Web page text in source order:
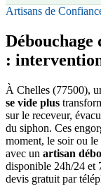
Artisans de
Débouchage
:
À Chelles (77500),
se vide plus
sur le receveur,
du siphon. Ces
moment, le soir ou
avec un artisan
disponible 24h/24 et
devis gratuit par